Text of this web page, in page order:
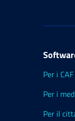
Per i
Per i
Per il